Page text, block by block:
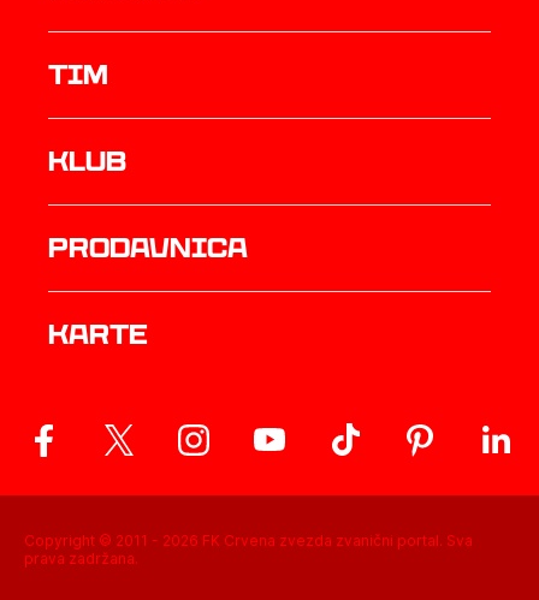
TIM
Klub
prodavnica
Karte
Copyright © 2011 - 2026 FK Crvena zvezda zvanični portal. Sva
prava zadržana.